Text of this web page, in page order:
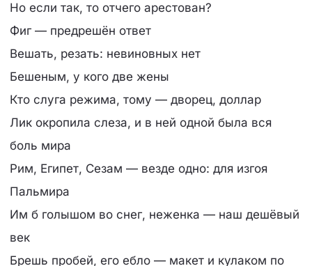
Но если так, то отчего арестован?
Фиг — предрешён ответ
Вешать, резать: невиновных нет
Бешеным, у кого две жены
Кто слуга режима, тому — дворец, доллар
Лик окропила слеза, и в ней одной была вся
боль мира
Рим, Египет, Сезам — везде одно: для изгоя
Пальмира
Им б голышом во снег, неженка — наш дешёвый
век
Брешь пробей, его ебло — макет и кулаком по